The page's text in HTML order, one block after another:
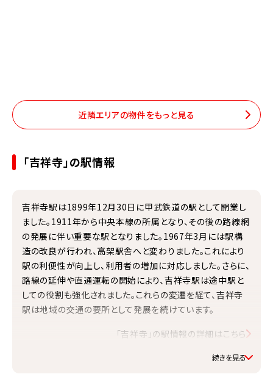
近隣エリアの物件をもっと見る
「吉祥寺」の駅情報
吉祥寺駅は1899年12月30日に甲武鉄道の駅として開業し
ました。1911年から中央本線の所属となり、その後の路線網
の発展に伴い重要な駅となりました。1967年3月には駅構
造の改良が行われ、高架駅舎へと変わりました。これにより
駅の利便性が向上し、利用者の増加に対応しました。さらに、
路線の延伸や直通運転の開始により、吉祥寺駅は途中駅と
しての役割も強化されました。これらの変遷を経て、吉祥寺
駅は地域の交通の要所として発展を続けています。
「吉祥寺」の駅情報の詳細はこちら